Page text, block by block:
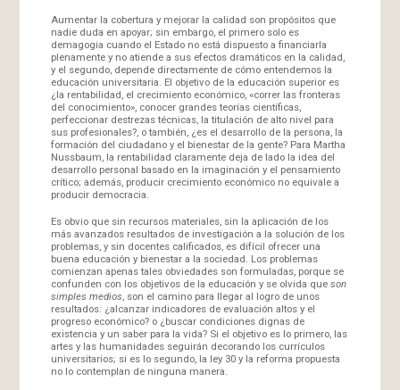
Aumentar la cobertura y mejorar la calidad son propósitos que
nadie duda en apoyar; sin embargo, el primero solo es
demagogia cuando el Estado no está dispuesto a financiarla
plenamente y no atiende a sus efectos dramáticos en la calidad,
y el segundo, depende directamente de cómo entendemos la
educación universitaria. El objetivo de la educación superior es
¿la rentabilidad, el crecimiento económico, «correr las fronteras
del conocimiento», conocer grandes teorías científicas,
perfeccionar destrezas técnicas, la titulación de alto nivel para
sus profesionales?, o también, ¿es el desarrollo de la persona, la
formación del ciudadano y el bienestar de la gente? Para Martha
Nussbaum, la rentabilidad claramente deja de lado la idea del
desarrollo personal basado en la imaginación y el pensamiento
crítico; además, producir crecimiento económico no equivale a
producir democracia.
Es obvio que sin recursos materiales, sin la aplicación de los
más avanzados resultados de investigación a la solución de los
problemas, y sin docentes calificados, es difícil ofrecer una
buena educación y bienestar a la sociedad. Los problemas
comienzan apenas tales obviedades son formuladas, porque se
confunden con los objetivos de la educación y se olvida que son
simples medios , son el camino para llegar al logro de unos
resultados: ¿alcanzar indicadores de evaluación altos y el
progreso económico? o ¿buscar condiciones dignas de
existencia y un saber para la vida? Si el objetivo es lo primero, las
artes y las humanidades seguirán decorando los currículos
universitarios; si es lo segundo, la ley 30 y la reforma propuesta
no lo contemplan de ninguna manera.